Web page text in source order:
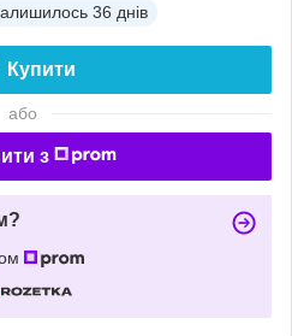
36 днів
Купити
або
з